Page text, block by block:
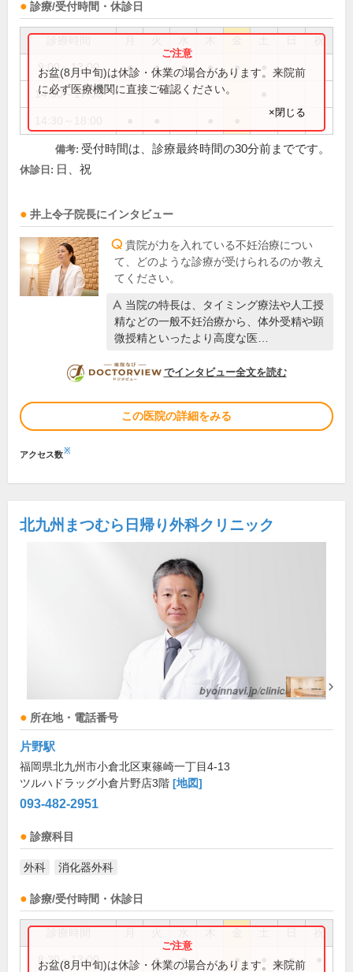
診療/受付時間・休診日
祝
9:00～13:00 ● ● ● ● ●
14:30～17:00
お盆(8月中旬)は休診・休業の場合があります。来院前
に必ず医療機関に直接ご確認ください。
×閉じる
備考: 受付時間は、診療最終時間の30分前までです。
休診日: 日、祝
井上令子院長にインタビュー
貴院が力を入れている不妊治療につい
て、どのような診療が受けられるのか教え
てください。
当院の特長は、タイミング療法や人工授
精などの一般不妊治療から、体外受精や顕
微授精といったより高度な医…
DOCTORVIEW
でインタビュー全文を読む
この医院の詳細をみる
アクセス数※
北九州まつむら日帰り外科クリニック
所在地・電話番号
片野駅
福岡県北九州市小倉北区東篠崎一丁目4-13
ツルハドラッグ小倉片野店3階 [地図]
093-482-2951
診療科目
外科 消化器外科
診療/受付時間・休診日
祝
8:30～13:00 ● ● ● ●
お盆(8月中旬)は休診・休業の場合があります。来院前